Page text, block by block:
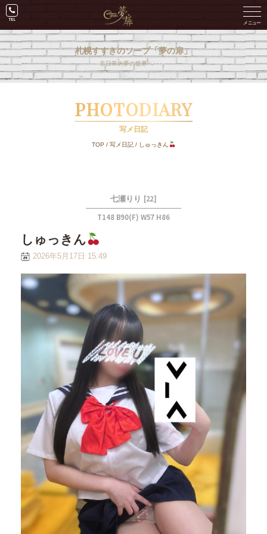
札幌すすきのソープ「夢の扉」
非日常の夢の世界へ･･･。
PHOTODIARY
写メ日記
TOP / 写メ日記/ しゅっきん
七瀬りり [22]
T148 B90(F) W57 H86
しゅっきん
2026年5月17日 15:49